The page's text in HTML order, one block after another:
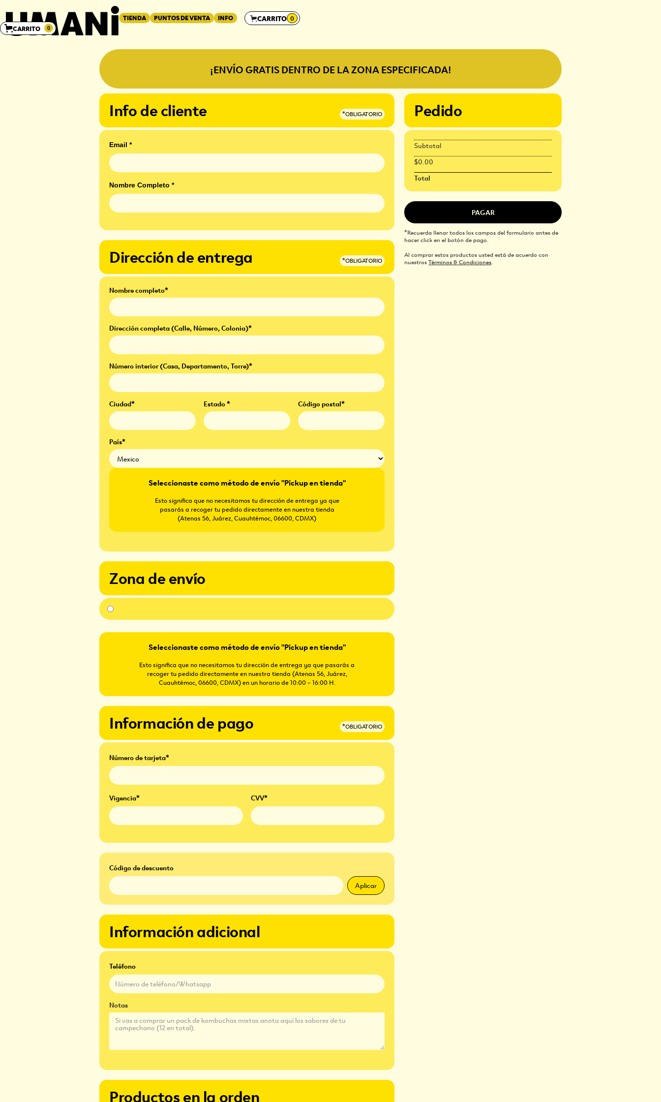
TIENDA PUNTOS DE VENTA INFO CARRITO 0
CARRITO
0
¡ENVÍO GRATIS DENTRO DE LA ZONA ESPECIFICADA!
Info de cliente *OBLIGATORIO
Email *
Nombre Completo *
Dirección de entrega *OBLIGATORIO
Nombre completo*
Dirección completa (Calle, Número, Colonia)*
Número interior (Casa, Departamento, Torre)*
Ciudad* Estado * Código postal*
País*
Seleccionaste como método de envío "Pickup en tienda"
Esto significa que no necesitamos tu dirección de entrega ya que
pasarás a recoger tu pedido directamente en nuestra tienda
(Atenas 56, Juárez, Cuauhtémoc, 06600, CDMX)
Zona de envío
Seleccionaste como método de envío "Pickup en tienda"
Esto significa que no necesitamos tu dirección de entrega ya que pasarás a
recoger tu pedido directamente en nuestra tienda (Atenas 56, Juárez,
Cuauhtémoc, 06600, CDMX) en un horario de 10:00 – 16:00 H.
Información de pago *OBLIGATORIO
Número de tarjeta*
Vigencia* CVV*
Código de descuento
Aplicar
Información adicional
Teléfono
Notas
Productos en la orden
Pedido
Subtotal
$0.00
Total
PAGAR
*Recuerda llenar todos los campos del formulario antes de
hacer click en el botón de pago.
Al comprar estos productos usted está de acuerdo con
nuestrosTérminos & Condiciones